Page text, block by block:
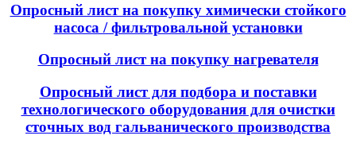
Опросный лист на покупку химически стойкого
насоса / фильтровальной установки
Опросный лист на покупку нагревателя
Опросный лист для подбора и поставки
технологического оборудования для очистки
сточных вод гальванического производства